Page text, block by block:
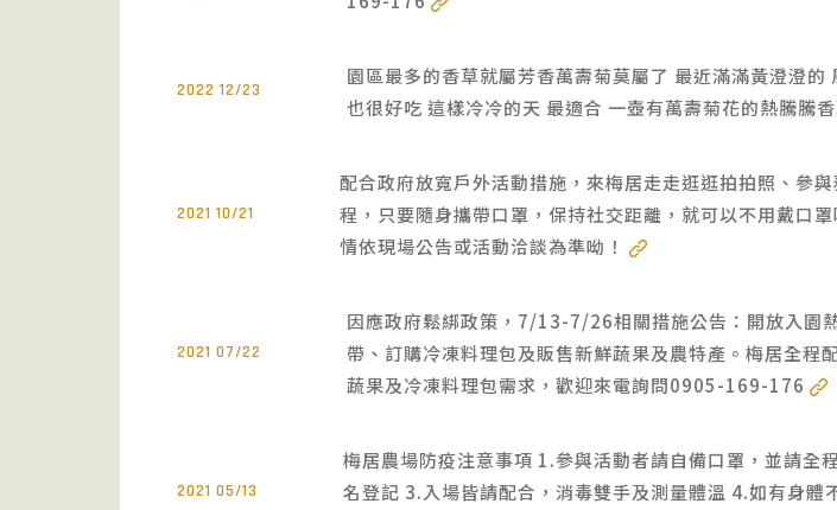
2022 12/23
園區最多的香草就屬芳香萬壽菊莫屬了 最近滿滿黃澄澄的
也很好吃 這樣冷冷的天 最適合 一壺有萬壽菊花的熱騰騰
2021 10/21
配合政府放寬戶外活動措施，來梅居走走逛逛拍拍照、參
程，只要隨身攜帶口罩，保持社交距離，就可以不用戴口
情依現場公告或活動洽談為準呦！
2021 07/22
因應政府鬆綁政策，7/13-7/26相關措施公告：開放入園
帶、訂購冷凍料理包及販售新鮮蔬果及農特產。梅居全程
蔬果及冷凍料理包需求，歡迎來電詢問0905-169-176
2021 05/13
梅居農場防疫注意事項 1.參與活動者請自備口罩，並請全
名登記 3.入場皆請配合，消毒雙手及測量體溫 4.如有身